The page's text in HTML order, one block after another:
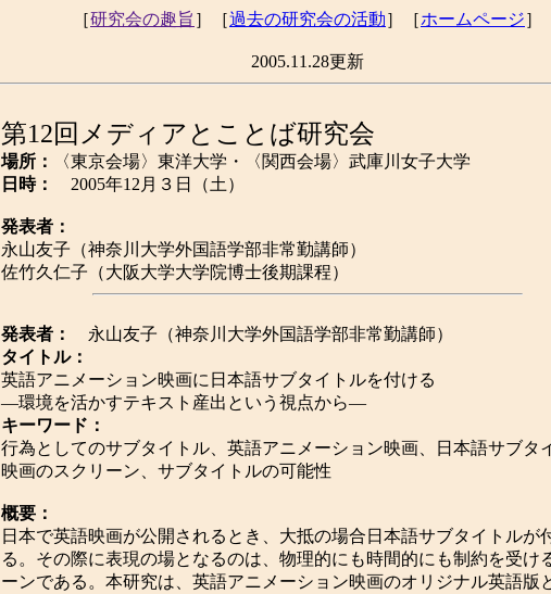
［研究会の趣旨 ］［過去の研究会の活動］［ホームページ］
2005.11.28更新
第12回メディアとことば研究会
場所：
〈東京会場〉東洋大学・〈関西会場〉武庫川女子大学
日時：
2005年12月３日（土）
発表者：
永山友子（神奈川大学外国語学部非常勤講師）
佐竹久仁子（大阪大学大学院博士後期課程）
発表者：
永山友子（神奈川大学外国語学部非常勤講師）
タイトル：
英語アニメーション映画に日本語サブタイトルを付ける
―環境を活かすテキスト産出という視点から―
キーワード：
行為としてのサブタイトル、英語アニメーション映画、日本語サブタ
映画のスクリーン、サブタイトルの可能性
概要：
日本で英語映画が公開されるとき、大抵の場合日本語サブタイトルが
る。その際に表現の場となるのは、物理的にも時間的にも制約を受け
ーンである。本研究は、英語アニメーション映画のオリジナル英語版